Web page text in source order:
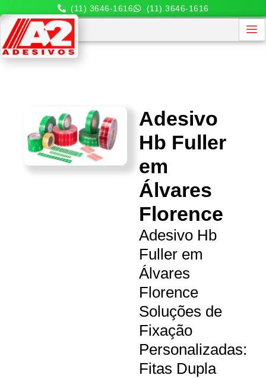
(11) 3646-1616 (11) 3646-1616
Adesivo
Hb Fuller
em
Álvares
Florence
Adesivo Hb
Fuller em
Álvares
Florence
Soluções de
Fixação
Personalizadas:
Fitas Dupla